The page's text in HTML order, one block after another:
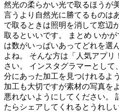
然光の柔らかい光で取るほうが
言うより自然光に勝てるものは
で取るときは照明を消して窓辺
取るといいです。 まとめ いか
は数がいっぱいあってどれを選
よね。 そんな方は「人気アプ
さい。 インスタグラマーとして
分にあった加工を見つけれるよ
加工も大切ですが素材の写真を
悪れないようにしてください。
たらシェアしてくれるとうれし